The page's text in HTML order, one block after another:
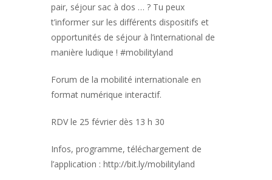
pair, séjour sac à dos … ? Tu peux
t’informer sur les différents dispositifs et
opportunités de séjour à l’international de
manière ludique ! #mobilityland
Forum de la mobilité internationale en
format numérique interactif.
RDV le 25 février dès 13 h 30
Infos, programme, téléchargement de
l’application : http://bit.ly/mobilityland